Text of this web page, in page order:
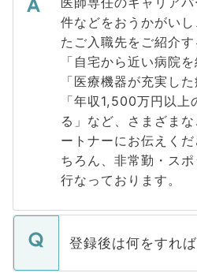
件などをおうかがい
たご入職先をご紹介す
「自宅から近い病院
「医療機器が充実し
「年収1,500万円以上
る」など、さまざま
ートナーにお伝えく
ちろん、非常勤・ス
行なっております。
登録後は何をすれ